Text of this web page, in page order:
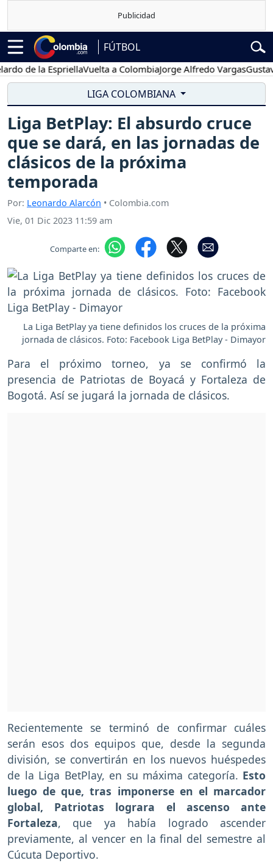
FÚTBOL
de la EspriellaVuelta a ColombiaJorge Alfredo VargasGustavo
LIGA COLOMBIANA
Liga BetPlay: El absurdo cruce
que se dará, en las jornadas de
clásicos de la próxima
temporada
Por: Leonardo Alarcón • Colombia.com
Vie, 01 Dic 2023 11:59 am
Comparte en:
La Liga BetPlay ya tiene definidos los cruces de la próxima
jornada de clásicos. Foto: Facebook Liga BetPlay - Dimayor
Para el próximo torneo, ya se confirmó la
presencia de Patriotas de Boyacá y Fortaleza de
Bogotá. Así se jugará la jornada de clásicos.
Recientemente se terminó de confirmar cuáles
serán esos dos equipos que, desde la segunda
división, se convertirán en los nuevos huéspedes
de la Liga BetPlay, en su máxima categoría. Esto
luego de que, tras imponerse en el marcador
global, Patriotas lograra el ascenso ante
Fortaleza, que ya había logrado ascender
previamente, al vencer en la final del semestre al
Cúcuta Deportivo.